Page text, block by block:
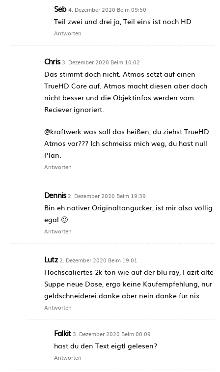
Seb 4. Dezember 2020 Beim 09:50
Teil zwei und drei ja, Teil eins ist noch HD
Antworten
Chris 3. Dezember 2020 Beim 10:02
Das stimmt doch nicht. Atmos setzt auf einen
TrueHD Core auf. Atmos macht diesen aber doch
nicht besser und die Objektinfos werden vom
Reciever ignoriert.
@kraftwerk was soll das heißen, du ziehst TrueHD
Atmos vor??? Ich schmeiss mich weg, du hast null
Plan.
Antworten
Dennis 2. Dezember 2020 Beim 19:39
Bin eh nativer Originaltongucker, ist mir also völlig
egal 🙂
Antworten
Lutz 2. Dezember 2020 Beim 19:01
Hochscaliertes 2k ton wie auf der blu ray, Fazit alte
Suppe neue Dose, ergo keine Kaufempfehlung, nur
geldschneiderei danke aber nein danke für nix
Antworten
Falkit 3. Dezember 2020 Beim 00:09
hast du den Text eigtl gelesen?
Antworten